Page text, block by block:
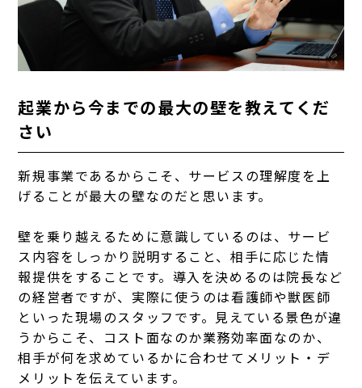
起業から今までの最大の壁を教えてくだ
さい
新規事業であるからこそ、サービスの理解度を上
げることが最大の壁なのだと思います。
壁を乗り越えるために意識しているのは、サービ
ス内容をしっかり説明すること、相手に応じた情
報提供をすることです。導入を決めるのは院長など
の経営者ですが、実際に使うのは看護師や獣医師
といった現場のスタッフです。見えている景色が違
うからこそ、コスト面なのか業務効率面なのか、
相手が何を求めているかに合わせてメリット・デ
メリットを伝えています。